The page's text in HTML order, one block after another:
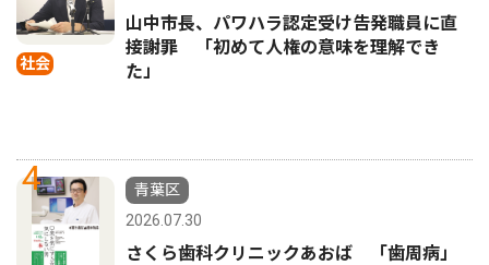
社会
山中市長、パワハラ認定受け告発職員に直
接謝罪 「初めて人権の意味を理解でき
た」
4
青葉区
2026.07.30
さくら歯科クリニックあおば 「歯周病」